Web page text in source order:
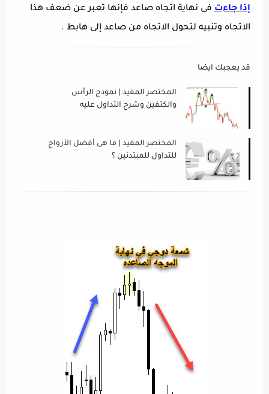
إذا جاءتفى نهاية اتجاه صاعد فإنها تعبر عن ضعف هذا
الاتجاه وتنبيه لتحول الاتجاه من صاعد إلى هابط .
قد يعجبك ايضا
المختصر المفيد | نموذج الرأس
والكتفين وشرح التداول عليه
المختصر المفيد | ما هى أفضل الأزواج
للتداول للمبتدئين ؟